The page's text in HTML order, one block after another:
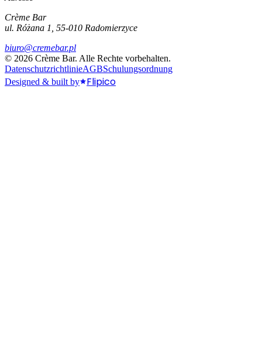
Crème Bar
ul. Różana 1, 55-010 Radomierzyce
biuro@cremebar.pl
© 2026 Crème Bar. Alle Rechte vorbehalten.
DatenschutzrichtlinieAGBSchulungsordnung
Designed & built by
Flipico